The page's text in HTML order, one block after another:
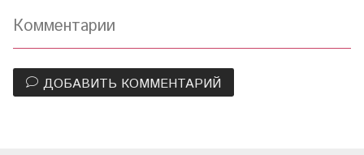
Комментарии
ДОБАВИТЬ КОММЕНТАРИЙ